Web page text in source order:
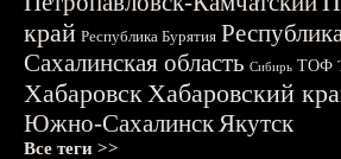
край Республика Бурятия
Сахалинская область Сибирь ТОФ
ХабаровскХабаровский
Южно-СахалинскЯкутск
Все теги >>